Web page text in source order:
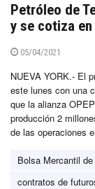
Petróleo de
y se cotiza
05/04/2021
NUEVA YORK.- El
este lunes con una
que la alianza
producción 2
de las operaciones
Bolsa Mercantil
contratos de